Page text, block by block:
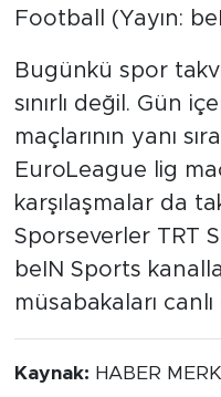
Football (Yayın:
Bugünkü spor
sınırlı değil. Gün
maçlarının yanı
EuroLeague lig
karşılaşmalar da
Sporseverler TRT
beIN Sports
müsabakaları
Kaynak: HABER